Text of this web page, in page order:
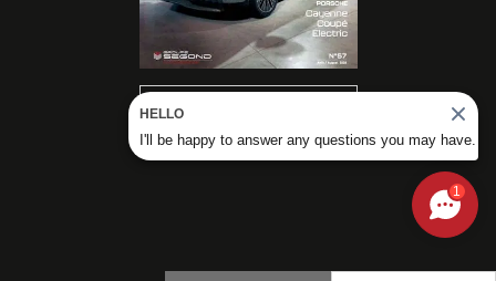
1
HELLO
I'll be happy to answer any questions you may have.